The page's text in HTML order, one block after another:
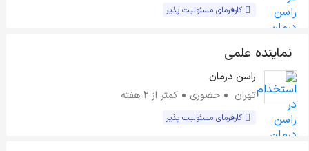
کارفرمای مسئولیت پذیر
نماینده علمی
راسن درمان
تهران
حضوری کمتر از ۲ هفته
کارفرمای مسئولیت پذیر